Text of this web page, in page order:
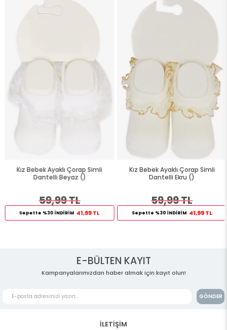
Kız Bebek Ayaklı Çorap Simli
Dantelli Beyaz ()
59,99 TL
Sepette %30 İNDİRİM 41,99 TL
Kız Bebek Ayaklı Çorap Simli
Dantelli Ekru ()
59,99 TL
Sepette %30 İNDİRİM 41,99 TL
E-BÜLTEN KAYIT
Kampanyalarımızdan haber almak için kayıt olun!
GÖNDER
İLETİŞİM